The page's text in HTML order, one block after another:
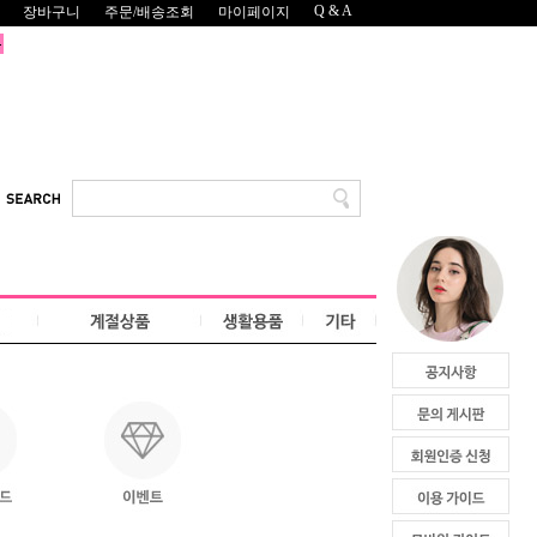
장바구니 주문/배송조회 마이페이지 Q & A